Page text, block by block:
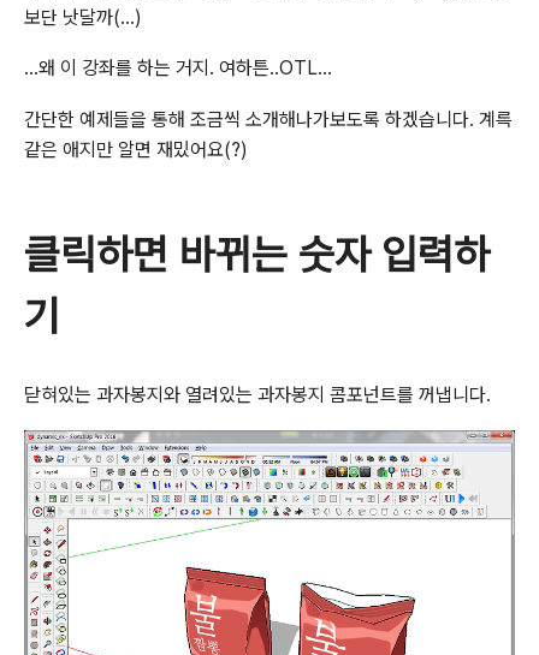
보단 낫달까(…)
…왜 이 강좌를 하는 거지. 여하튼..OTL…
간단한 예제들을 통해 조금씩 소개해나가보도록 하겠습니다. 계륵
같은 애지만 알면 재밌어요(?)
클릭하면 바뀌는 숫자 입력하
기
닫혀있는 과자봉지와 열려있는 과자봉지 콤포넌트를 꺼냅니다.